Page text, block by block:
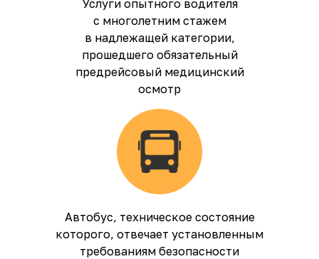
Услуги опытного водителя
с многолетним стажем
в надлежащей категории,
прошедшего обязательный
предрейсовый медицинский
осмотр
Автобус, техническое состояние
которого, отвечает установленным
требованиям безопасности